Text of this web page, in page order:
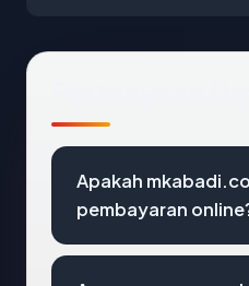
Apakah
pembayaran